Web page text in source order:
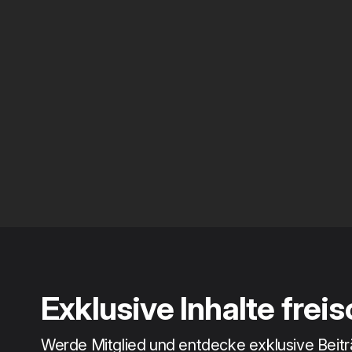
Exklusive Inhalte
Werde Mitglied und entdecke exklusive